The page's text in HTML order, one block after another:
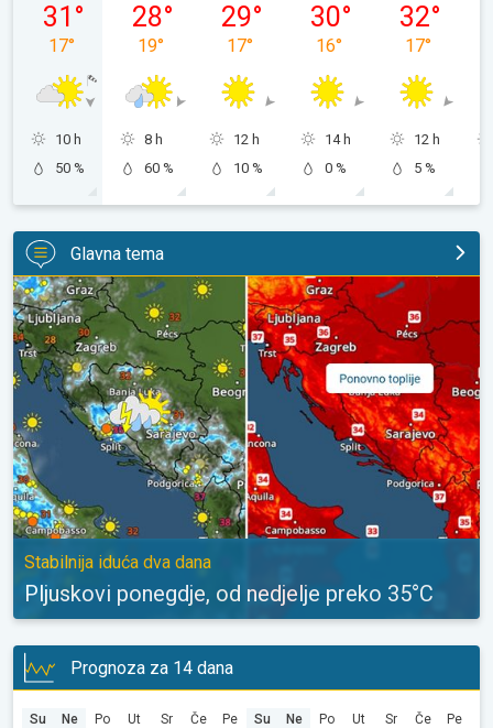
31 °
17°
10 h
50 %
28°
19°
8 h
60 %
29°
17°
12 h
10 %
30°
16°
14 h
0 %
32°
17°
12 h
5 %
Glavna tema
Pljuskovi ponegdje, od nedjelje preko 35°C. Stabilnija iduća
Stabilnija iduća dva dana
Pljuskovi ponegdje, od nedjelje preko 35°C
Prognoza za 14 dana
Su Ne Po Ut Sr Če Pe Su Ne Po Ut Sr Če Pe